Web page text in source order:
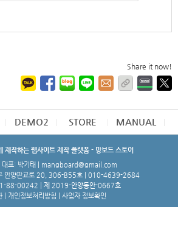
Share it now!
DEMO2 STORE MANUAL
제작하는 웹사이트 제작 플랫폼 - 망보드 스토어
대표: 박기태 | mangboard@gmail.com
안양판교로 20, 306-B55호 | 010-4639-2684
88-00242 | 제 2019-안양동안-0667호
| 개인정보처리방침 사업자 정보확인